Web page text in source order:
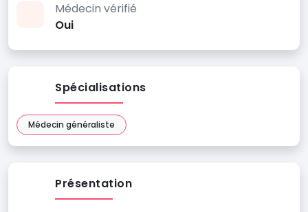
Médecin vérifié
Oui
Spécialisations
Médecin généraliste
Présentation